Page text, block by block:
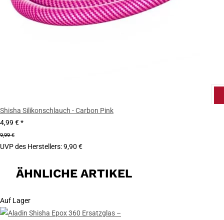
Shisha Silikonschlauch - Carbon Pink
4,99 €*
9,99 €
UVP des Herstellers:9,90 €
ÄHNLICHE ARTIKEL
Auf Lager